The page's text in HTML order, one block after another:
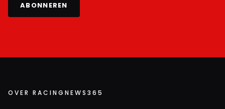
ABONNEREN
OVER RACINGNEWS365